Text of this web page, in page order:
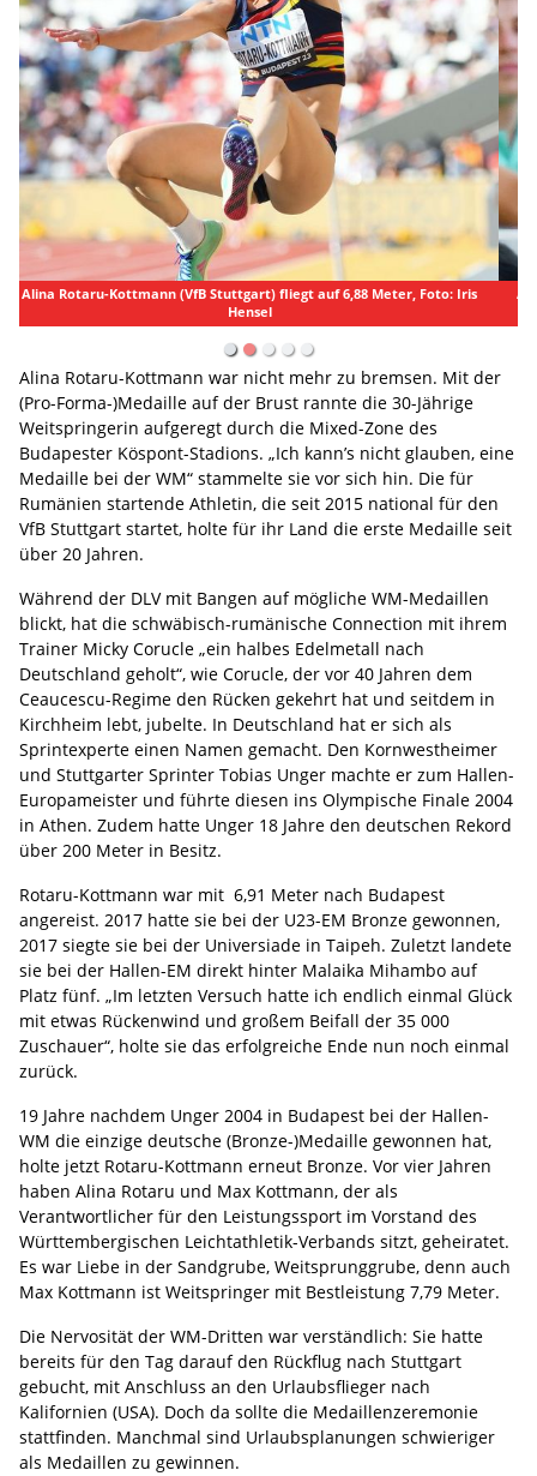
Alina Rotaru-Kottmann (VfB Stuttgart) strahlt mit Bronze-Medaille um
den Hals, Foto: Iris Hensel
Alina Rotaru-Kottmann war nicht mehr zu bremsen. Mit der
(Pro-Forma-)Medaille auf der Brust rannte die 30-Jährige
Weitspringerin aufgeregt durch die Mixed-Zone des
Budapester Köspont-Stadions. „Ich kann’s nicht glauben, eine
Medaille bei der WM“ stammelte sie vor sich hin. Die für
Rumänien startende Athletin, die seit 2015 national für den
VfB Stuttgart startet, holte für ihr Land die erste Medaille seit
über 20 Jahren.
Während der DLV mit Bangen auf mögliche WM-Medaillen
blickt, hat die schwäbisch-rumänische Connection mit ihrem
Trainer Micky Corucle „ein halbes Edelmetall nach
Deutschland geholt“, wie Corucle, der vor 40 Jahren dem
Ceaucescu-Regime den Rücken gekehrt hat und seitdem in
Kirchheim lebt, jubelte. In Deutschland hat er sich als
Sprintexperte einen Namen gemacht. Den Kornwestheimer
und Stuttgarter Sprinter Tobias Unger machte er zum Hallen-
Europameister und führte diesen ins Olympische Finale 2004
in Athen. Zudem hatte Unger 18 Jahre den deutschen Rekord
über 200 Meter in Besitz.
Rotaru-Kottmann war mit 6,91 Meter nach Budapest
angereist. 2017 hatte sie bei der U23-EM Bronze gewonnen,
2017 siegte sie bei der Universiade in Taipeh. Zuletzt landete
sie bei der Hallen-EM direkt hinter Malaika Mihambo auf
Platz fünf. „Im letzten Versuch hatte ich endlich einmal Glück
mit etwas Rückenwind und großem Beifall der 35 000
Zuschauer“, holte sie das erfolgreiche Ende nun noch einmal
zurück.
19 Jahre nachdem Unger 2004 in Budapest bei der Hallen-
WM die einzige deutsche (Bronze-)Medaille gewonnen hat,
holte jetzt Rotaru-Kottmann erneut Bronze. Vor vier Jahren
haben Alina Rotaru und Max Kottmann, der als
Verantwortlicher für den Leistungssport im Vorstand des
Württembergischen Leichtathletik-Verbands sitzt, geheiratet.
Es war Liebe in der Sandgrube, Weitsprunggrube, denn auch
Max Kottmann ist Weitspringer mit Bestleistung 7,79 Meter.
Die Nervosität der WM-Dritten war verständlich: Sie hatte
bereits für den Tag darauf den Rückflug nach Stuttgart
gebucht, mit Anschluss an den Urlaubsflieger nach
Kalifornien (USA). Doch da sollte die Medaillenzeremonie
stattfinden. Manchmal sind Urlaubsplanungen schwieriger
als Medaillen zu gewinnen.